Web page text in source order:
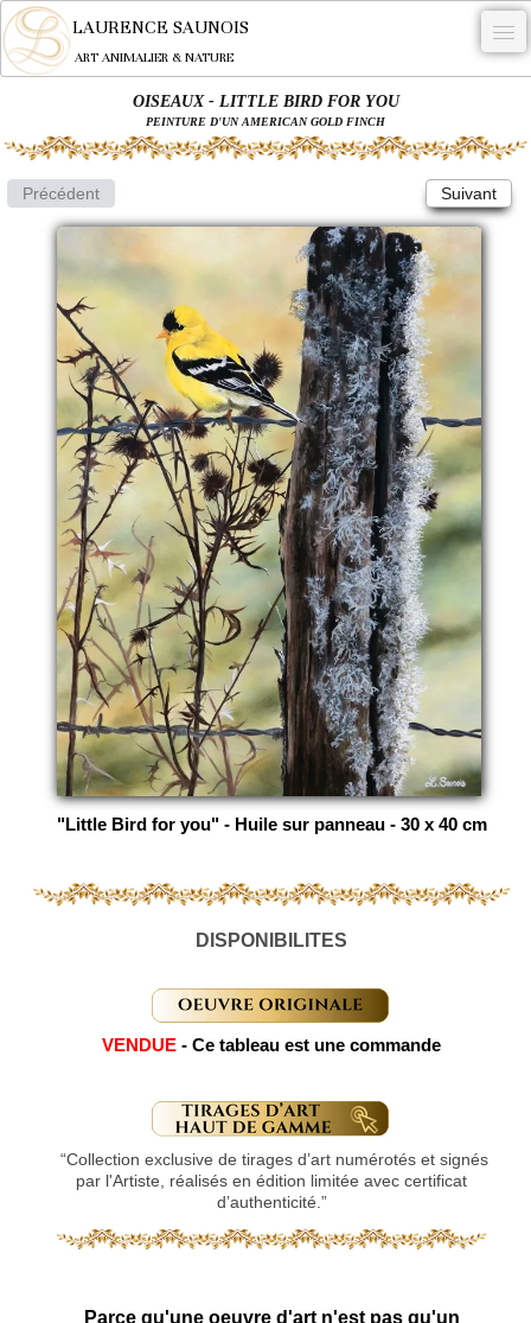
LAURENCE SAUNOIS
ART ANIMALIER & NATURE
NYMPHEUS LUMINANSIS.
OEUVRES
BECASSE
COMMANDE
L'ARTISTE.
NEWS
CONTACT
Français
0
OISEAUX - LITTLE BIRD FOR YOU
PEINTURE D'UN AMERICAN GOLD FINCH
Précédent Suivant
"Little Bird for you" - Huile sur panneau - 30 x 40 cm
DISPONIBILITES
VENDUE - Ce tableau est une commande
“Collection exclusive de tirages d’art numérotés et signés
par l'Artiste, réalisés en édition limitée avec certificat
d’authenticité.”
Parce qu'une oeuvre d'art n'est pas qu'un